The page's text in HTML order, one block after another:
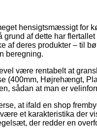
hensigtsmæssigt for
grund af dette har
af deres produkter – til
beregning.
være rentabelt at
(400mm, Højrehængt,
sådan at man er
at ifald en shop
et karakteristika der
der redder en